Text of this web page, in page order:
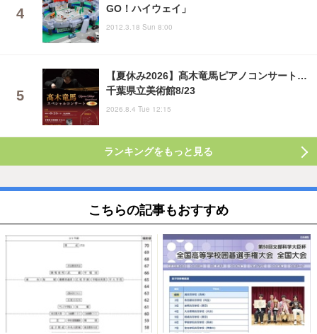
GO！ハイウェイ」
2012.3.18 Sun 8:00
【夏休み2026】髙木竜馬ピアノコンサート…
千葉県立美術館8/23
2026.8.4 Tue 12:15
ランキングをもっと見る
こちらの記事もおすすめ